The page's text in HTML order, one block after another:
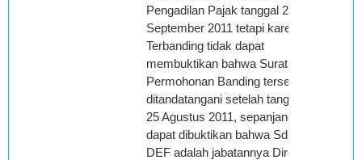
Pengadilan Pajak tanggal 21
September 2011 tetapi karena
Terbanding tidak dapat
membuktikan bahwa Surat
Permohonan Banding tersebut
ditandatangani setelah tanggal
25 Agustus 2011, sepanjang
dapat dibuktikan bahwa Sdr.
DEF adalah jabatannya Direktur